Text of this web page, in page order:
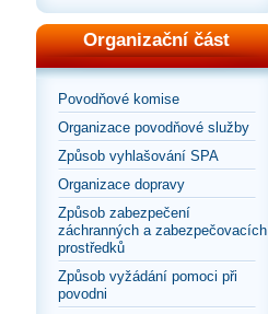
Organizační část
Povodňové komise
Organizace povodňové služby
Způsob vyhlašování SPA
Organizace dopravy
Způsob zabezpečení
záchranných a zabezpečovacích
prostředků
Způsob vyžádání pomoci při
povodni